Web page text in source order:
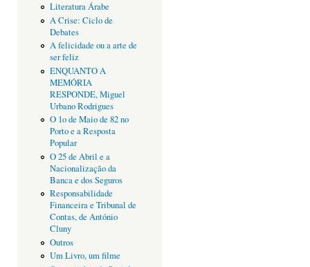
Literatura Árabe
A Crise: Ciclo de
Debates
A felicidade ou a arte de
ser feliz
ENQUANTO A
MEMÓRIA
RESPONDE, Miguel
Urbano Rodrigues
O 1o de Maio de 82 no
Porto e a Resposta
Popular
O 25 de Abril e a
Nacionalização da
Banca e dos Seguros
Responsabilidade
Financeira e Tribunal de
Contas, de António
Cluny
Outros
Um Livro, um filme